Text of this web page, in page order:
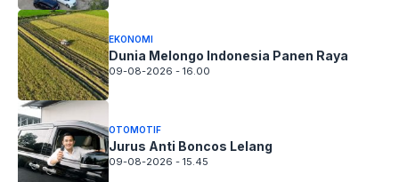
EKONOMI
Dunia Melongo Indonesia Panen Raya
09-08-2026 - 16.00
OTOMOTIF
Jurus Anti Boncos Lelang
09-08-2026 - 15.45